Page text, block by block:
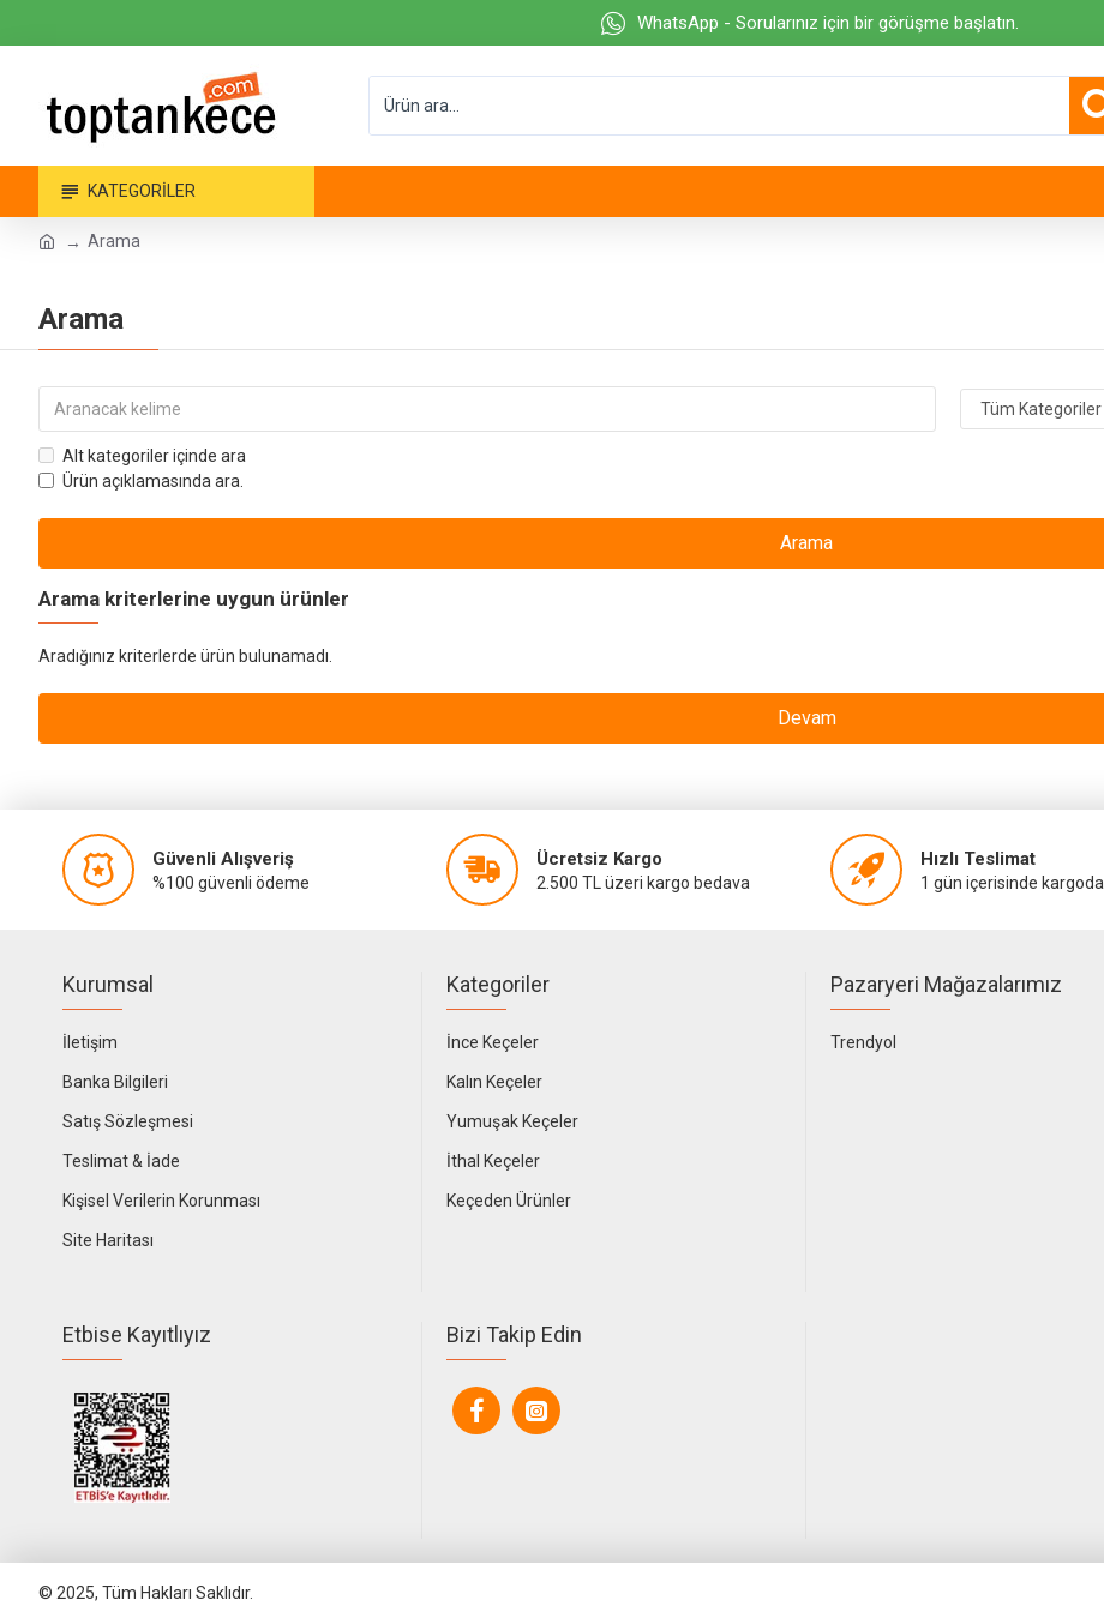
WhatsApp - Sorularınız için bir görüşme başlatın.
KATEGORILER
Arama
Arama
Alt kategoriler içinde ara
Ürün açıklamasında ara.
Arama
Arama kriterlerine uygun ürünler
Aradığınız kriterlerde ürün bulunamadı.
Devam
Güvenli Alışveriş
%100 güvenli ödeme
Ücretsiz Kargo
2.500 TL üzeri kargo bedava
Hızlı Teslimat
1 gün içerisinde kargoda
Kurumsal
İletişim
Banka Bilgileri
Satış Sözleşmesi
Teslimat & İade
Kişisel Verilerin Korunması
Site Haritası
Kategoriler
İnce Keçeler
Kalın Keçeler
Yumuşak Keçeler
İthal Keçeler
Keçeden Ürünler
Pazaryeri Mağazalarımız
Trendyol
Etbise Kayıtlıyız Bizi Takip Edin
© 2025, Tüm Hakları Saklıdır.